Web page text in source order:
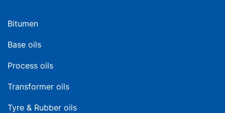
Bitumen
Base oils
Process oils
Transformer oils
Tyre & Rubber oils